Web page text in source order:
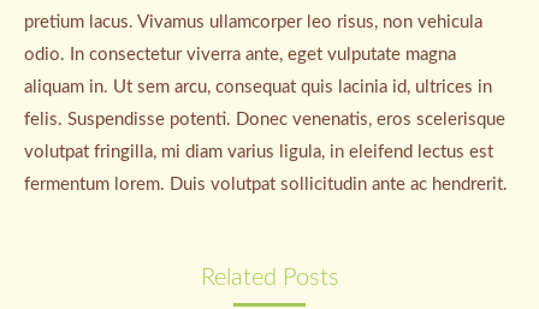
pretium lacus. Vivamus ullamcorper leo risus, non vehicula
odio. In consectetur viverra ante, eget vulputate magna
aliquam in. Ut sem arcu, consequat quis lacinia id, ultrices in
felis. Suspendisse potenti. Donec venenatis, eros scelerisque
volutpat fringilla, mi diam varius ligula, in eleifend lectus est
fermentum lorem. Duis volutpat sollicitudin ante ac hendrerit.
Related Posts